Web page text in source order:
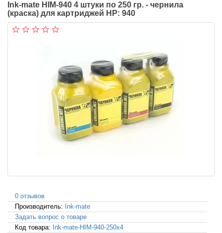
Ink-mate HIM-940 4 штуки по 250 гр. - чернила
(краска) для картриджей HP: 940
0 отзывов
Производитель: Ink-mate
Задать вопрос о товаре
Код товара: Ink-mate-HIM-940-250x4